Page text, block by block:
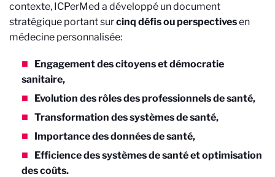
contexte, ICPerMed a développé un document
stratégique portant surcinq défis ou perspectivesen
médecine personnalisée:
Engagement des citoyens et démocratie
sanitaire,
Evolution des rôles des professionnels de santé,
Transformation des systèmes de santé,
Importance des données de santé,
Efficience des systèmes de santé et optimisation
des coûts.